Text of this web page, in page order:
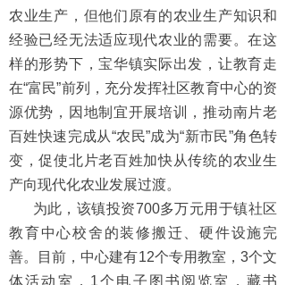
农业生产，但他们原有的农业生产知识和
经验已经无法适应现代农业的需要。在这
样的形势下，宝华镇实际出发，让教育走
在“富民”前列，充分发挥社区教育中心的资
源优势，因地制宜开展培训，推动南片老
百姓快速完成从“农民”成为“新市民”角色转
变，促使北片老百姓加快从传统的农业生
产向现代化农业发展过渡。
为此，该镇投资700多万元用于镇社区
教育中心校舍的装修搬迁、硬件设施完
善。目前，中心建有12个专用教室，3个文
体活动室，1个电子图书阅览室，藏书